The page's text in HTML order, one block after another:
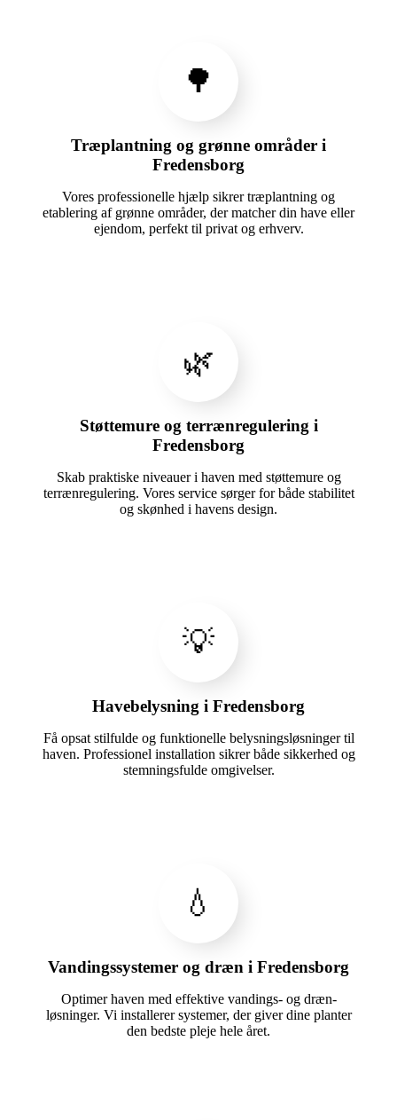
🌳
Træplantning og grønne områder i
Fredensborg
Vores professionelle hjælp sikrer træplantning og
etablering af grønne områder, der matcher din have eller
ejendom, perfekt til privat og erhverv.
🌿
Støttemure og terrænregulering i
Fredensborg
Skab praktiske niveauer i haven med støttemure og
terrænregulering. Vores service sørger for både stabilitet
og skønhed i havens design.
💡
Havebelysning i Fredensborg
Få opsat stilfulde og funktionelle belysningsløsninger til
haven. Professionel installation sikrer både sikkerhed og
stemningsfulde omgivelser.
💧
Vandingssystemer og dræn i Fredensborg
Optimer haven med effektive vandings- og dræn-
løsninger. Vi installerer systemer, der giver dine planter
den bedste pleje hele året.